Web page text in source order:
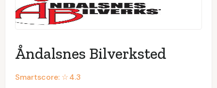
Åndalsnes Bilverksted
Smartscore: ☆4.3